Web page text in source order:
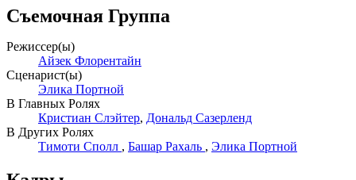
Съемочная Группа
Режиссер(ы)
Айзек Флорентайн
Сценарист(ы)
Элика Портной
В Главных Ролях
Кристиан Слэйтер, Дональд Сазерленд
В Других Ролях
Тимоти Сполл , Башар Рахаль , Элика Портной